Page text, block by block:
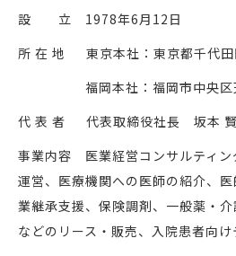
設 立 1978年6月12日
所 在 地 東京本社：東京都千代田
福岡本社：福岡市中央区天
代 表 者 代表取締役社長 坂本
事業内容 医業経営コンサルティン
運営、医療機関への医師の紹介、
業継承支援、保険調剤、一般薬・
などのリース・販売、入院患者向